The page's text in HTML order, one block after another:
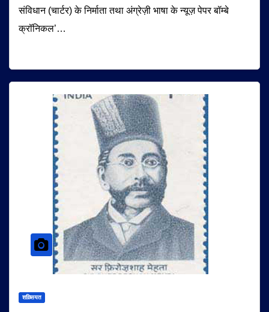
संविधान (चार्टर) के निर्माता तथा अंग्रेज़ी भाषा के न्यूज़ पेपर बॉम्बे
क्रॉनिकल’…
शख़्सियत